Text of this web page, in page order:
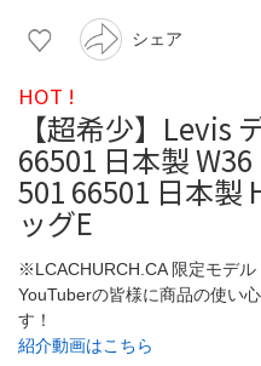
シェア
HOT !
【超希少】Levis
66501 日本製
501 66501 日本製
ッグE
※LCACHURCH.CA 限定モデル
YouTuberの皆様に商品の使い
す！
紹介動画はこちら